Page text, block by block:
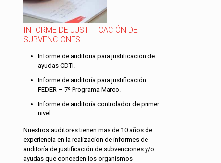
INFORME DE JUSTIFICACIÓN DE
SUBVENCIONES
Informe de auditoría para justificación de
ayudas CDTI.
Informe de auditoría para justificación
FEDER – 7º Programa Marco.
Informe de auditoría controlador de primer
nivel.
Nuestros auditores tienen mas de 10 años de
experiencia en la realizacion de informes de
auditoría de justificación de subvenciones y/o
ayudas que conceden los organismos